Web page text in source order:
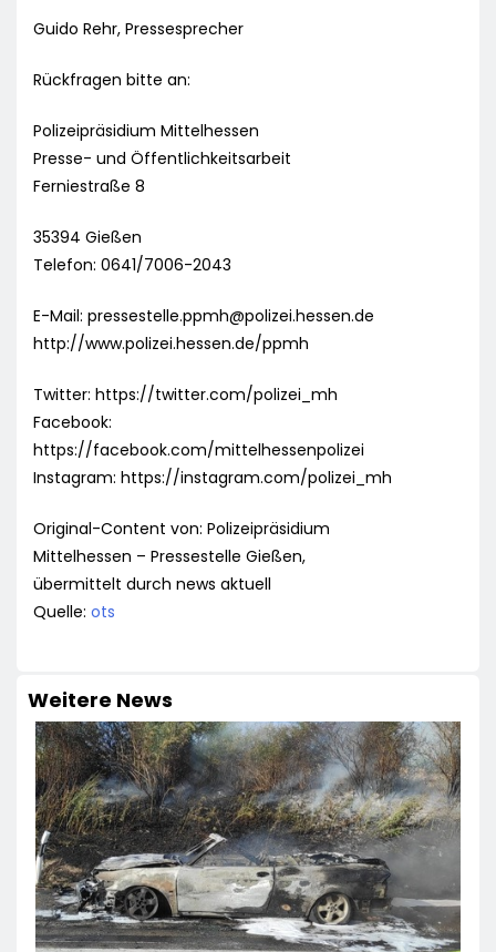
Guido Rehr, Pressesprecher
Rückfragen bitte an:
Polizeipräsidium Mittelhessen
Presse- und Öffentlichkeitsarbeit
Ferniestraße 8
35394 Gießen
Telefon: 0641/7006-2043
E-Mail: pressestelle.ppmh@polizei.hessen.de
http://www.polizei.hessen.de/ppmh
Twitter: https://twitter.com/polizei_mh
Facebook:
https://facebook.com/mittelhessenpolizei
Instagram: https://instagram.com/polizei_mh
Original-Content von: Polizeipräsidium
Mittelhessen – Pressestelle Gießen,
übermittelt durch news aktuell
Quelle: ots
Weitere News